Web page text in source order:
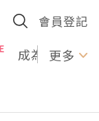
會員登記
成為U更多